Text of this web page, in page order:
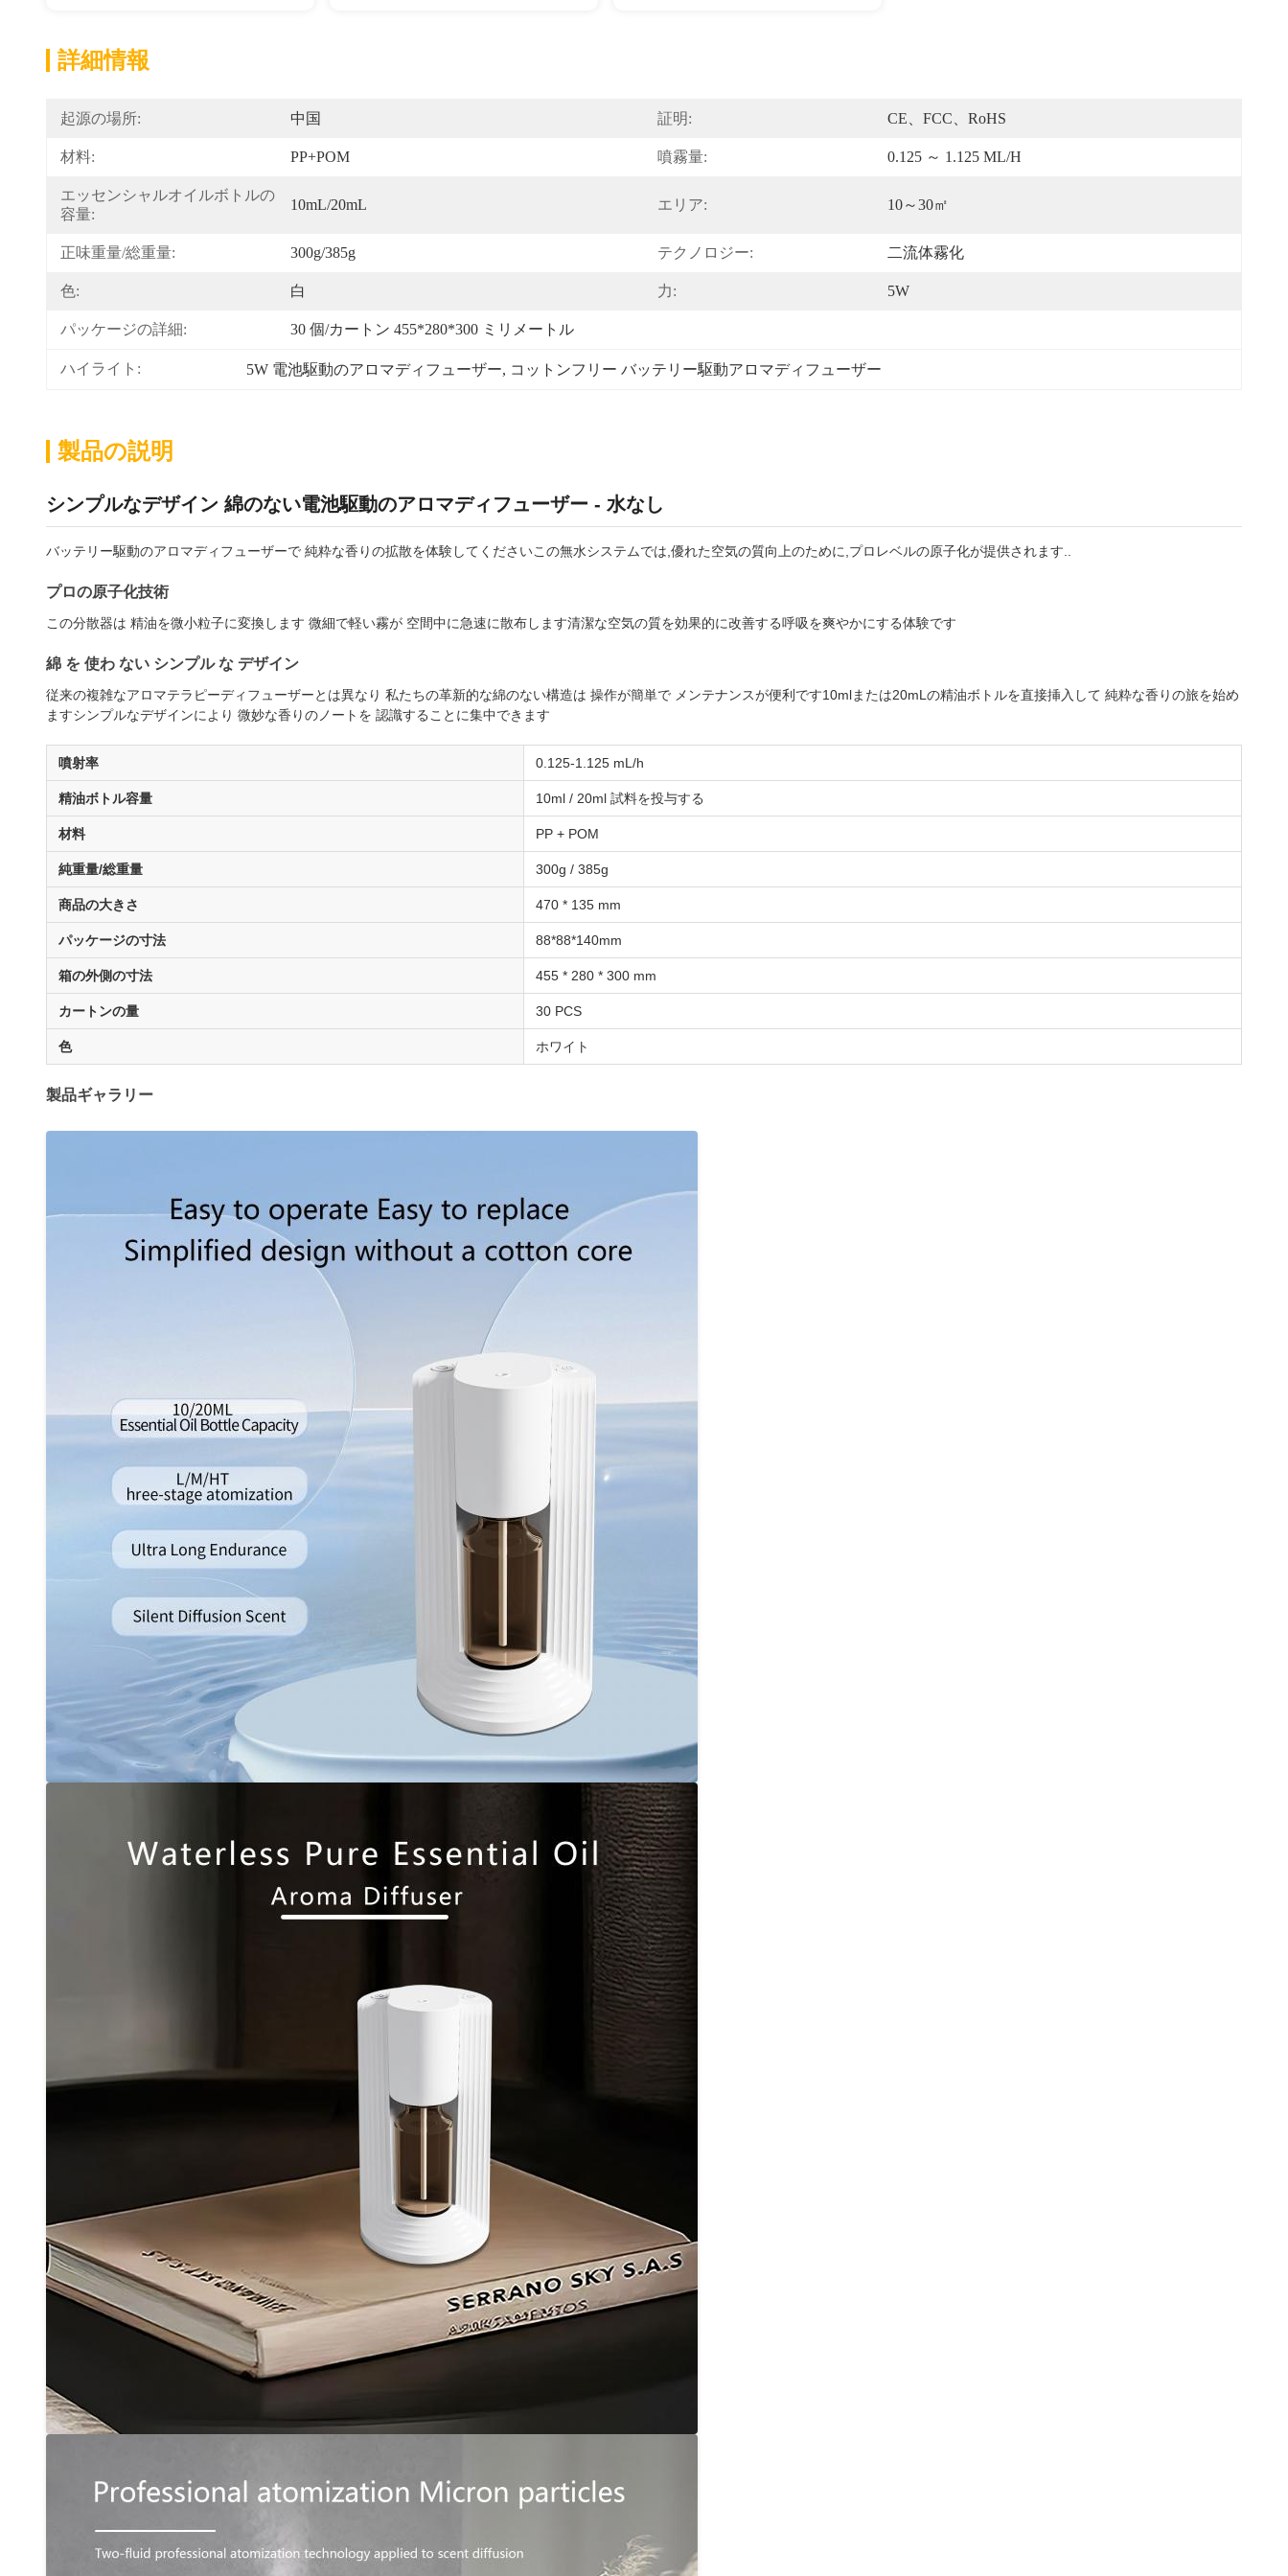
詳細情報
起源の場所: 中国 証明: CE、FCC、RoHS
材料: PP+POM 噴霧量: 0.125 ～ 1.125 ML/h
エッセンシャルオイルボトルの
容量:
10mL/20mL エリア: 10～30㎡
正味重量/総重量: 300g/385g テクノロジー: 二流体霧化
色: 白 力: 5W
パッケージの詳細: 30 個/カートン 455*280*300 ミリメートル
ハイライト: 5W 電池駆動のアロマディフューザー, コットンフリー バッテリー駆動アロマディフューザー
製品の説明
シンプルなデザイン 綿のない電池駆動のアロマディフューザー - 水なし
バッテリー駆動のアロマディフューザーで 純粋な香りの拡散を体験してくださいこの無水システムでは,優れた空気の質向上のために,プロレベルの原子化が提供されます..
プロの原子化技術
この分散器は 精油を微小粒子に変換します 微細で軽い霧が 空間中に急速に散布します清潔な空気の質を効果的に改善する呼吸を爽やかにする体験です
綿 を 使わ ない シンプル な デザイン
従来の複雑なアロマテラピーディフューザーとは異なり 私たちの革新的な綿のない構造は 操作が簡単で メンテナンスが便利です10mlまたは20mLの精油ボトルを直接挿入して 純粋な香りの旅を始め
ますシンプルなデザインにより 微妙な香りのノートを 認識することに集中できます
噴射率 0.125-1.125 mL/h
精油ボトル容量 10ml / 20ml 試料を投与する
材料 PP + POM
純重量/総重量 300g / 385g
商品の大きさ 470 * 135 mm
パッケージの寸法 88*88*140mm
箱の外側の寸法 455 * 280 * 300 mm
カートンの量 30 PCS
色 ホワイト
製品ギャラリー